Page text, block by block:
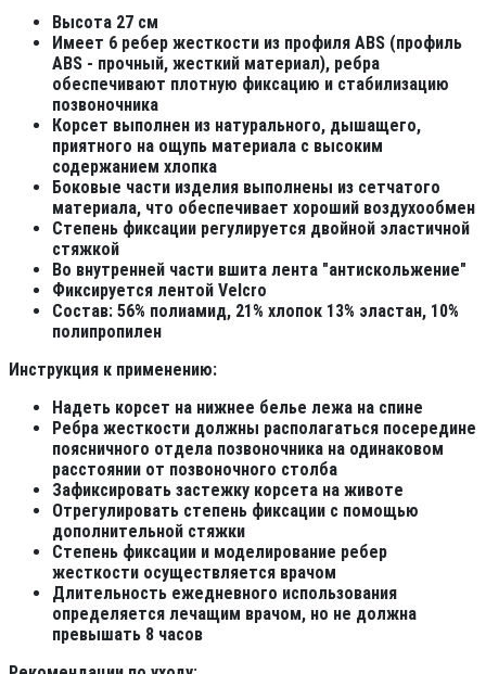
Высота 27 см
Имеет 6 ребер жесткости из профиля ABS (профиль
АBS - прочный, жесткий материал), ребра
обеспечивают плотную фиксацию и стабилизацию
позвоночника
Корсет выполнен из натурального, дышащего,
приятного на ощупь материала с высоким
содержанием хлопка
Боковые части изделия выполнены из сетчатого
материала, что обеспечивает хороший воздухообмен
Степень фиксации регулируется двойной эластичной
стяжкой
Во внутренней части вшита лента "антискольжение"
Фиксируется лентой Velcro
Состав: 56% полиамид, 21% хлопок 13% эластан, 10%
полипропилен
Инструкция к применению:
Надеть корсет на нижнее белье лежа на спине
Ребра жесткости должны располагаться посередине
поясничного отдела позвоночника на одинаковом
расстоянии от позвоночного столба
Зафиксировать застежку корсета на животе
Отрегулировать степень фиксации с помощью
дополнительной стяжки
Степень фиксации и моделирование ребер
жесткости осуществляется врачом
Длительность ежедневного использования
определяется лечащим врачом, но не должна
превышать 8 часов